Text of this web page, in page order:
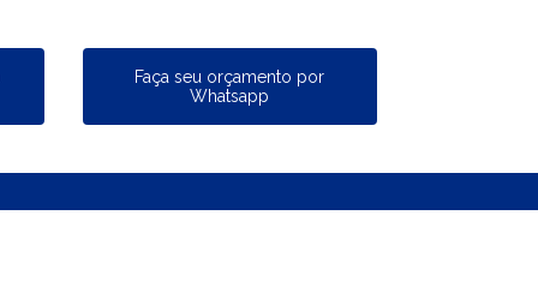
Faça seu orçamento por
Whatsapp